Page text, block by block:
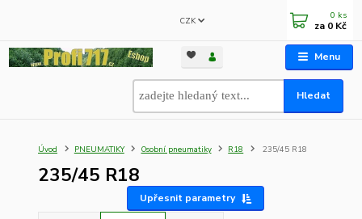
Menu
CZK
Hledat
0 ks
za 0 Kč
Úvod PNEUMATIKY Osobní pneumatiky R18 235/45 R18
235/45 R18
Upřesnit parametry